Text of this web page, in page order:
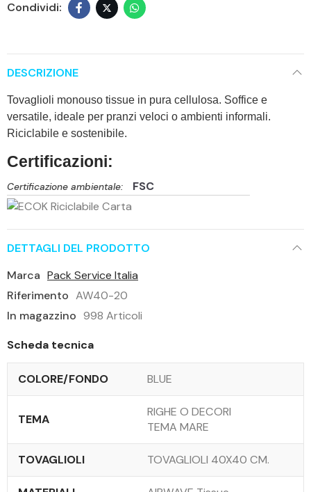
DESCRIZIONE
Tovaglioli monouso tissue in pura cellulosa. Soffice e
versatile, ideale per pranzi veloci o ambienti informali.
Riciclabile e sostenibile.
Certificazioni:
Certificazione ambientale: FSC
DETTAGLI DEL PRODOTTO
Marca Pack Service Italia
Riferimento AW40-20
In magazzino 998 Articoli
Scheda tecnica
COLORE/FONDO BLUE
TEMA
RIGHE O DECORI
TEMA MARE
TOVAGLIOLI TOVAGLIOLI 40X40 CM.